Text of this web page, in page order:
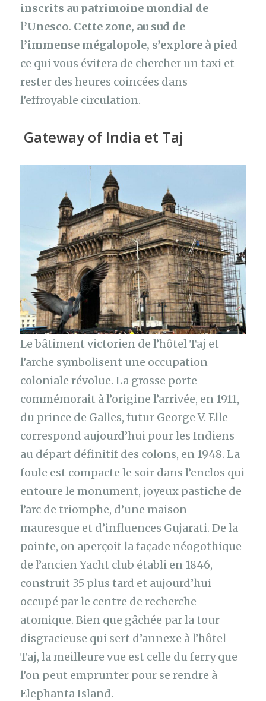
inscrits au patrimoine mondial de
l’Unesco. Cette zone, au sud de
l’immense mégalopole, s’explore à pied
ce qui vous évitera de chercher un taxi et
rester des heures coincées dans
l’effroyable circulation.
Gateway of India et Taj
Le bâtiment victorien de l’hôtel Taj et
l’arche symbolisent une occupation
coloniale révolue. La grosse porte
commémorait à l’origine l’arrivée, en 1911,
du prince de Galles, futur George V. Elle
correspond aujourd’hui pour les Indiens
au départ définitif des colons, en 1948. La
foule est compacte le soir dans l’enclos qui
entoure le monument, joyeux pastiche de
l’arc de triomphe, d’une maison
mauresque et d’influences Gujarati. De la
pointe, on aperçoit la façade néogothique
de l’ancien Yacht club établi en 1846,
construit 35 plus tard et aujourd’hui
occupé par le centre de recherche
atomique. Bien que gâchée par la tour
disgracieuse qui sert d’annexe à l’hôtel
Taj, la meilleure vue est celle du ferry que
l’on peut emprunter pour se rendre à
Elephanta Island.